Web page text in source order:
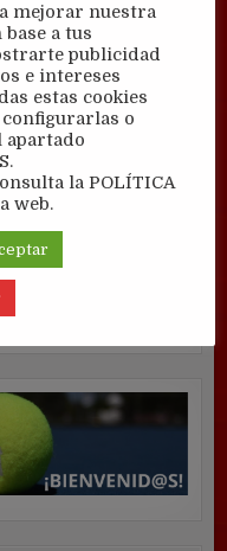
mejorar nuestra
a tus
publicidad
e intereses
estas cookies
configurarlas o
apartado
la POLÍTICA
web.